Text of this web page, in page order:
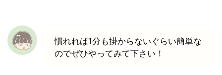
慣れれば1分も掛からないぐらい簡単な
のでぜひやってみて下さい！